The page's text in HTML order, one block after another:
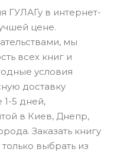
ГУЛАГу в интернет-
цене.
мы
всех книг и
условия
доставку
1-5 дней,
в Киев, Днепр,
Заказать книгу
выбрать из